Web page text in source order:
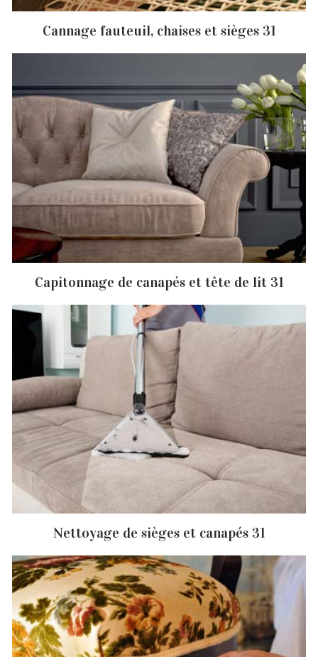
Cannage fauteuil, chaises et sièges 31
Capitonnage de canapés et tête de lit 31
Nettoyage de sièges et canapés 31